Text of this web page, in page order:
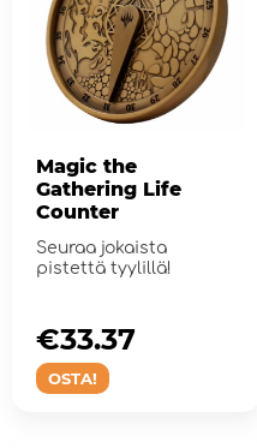
Magic the
Gathering Life
Counter
Seuraa jokaista
pistettä tyylillä!
OSTA!
€33.37